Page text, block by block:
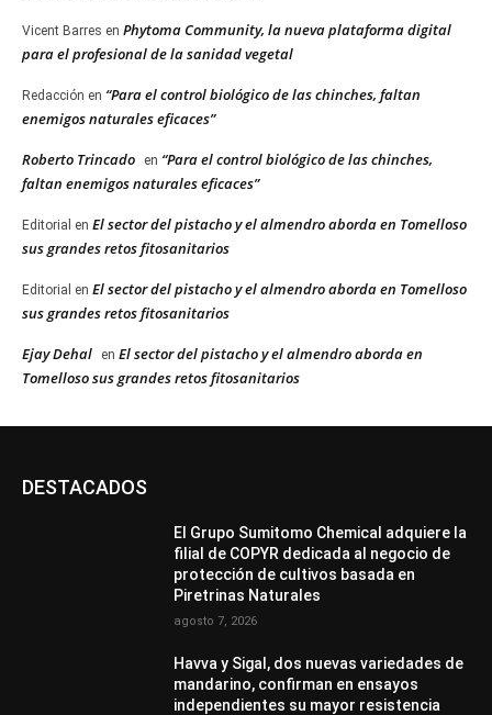
Vicent Barres en Phytoma Community, la nueva plataforma digital
para el profesional de la sanidad vegetal
Redacción en “Para el control biológico de las chinches, faltan
enemigos naturales eficaces”
Roberto Trincado en “Para el control biológico de las chinches,
faltan enemigos naturales eficaces”
Editorial en El sector del pistacho y el almendro aborda en Tomelloso
sus grandes retos fitosanitarios
Editorial en El sector del pistacho y el almendro aborda en Tomelloso
sus grandes retos fitosanitarios
Ejay Dehal en El sector del pistacho y el almendro aborda en
Tomelloso sus grandes retos fitosanitarios
DESTACADOS
El Grupo Sumitomo Chemical adquiere la
filial de COPYR dedicada al negocio de
protección de cultivos basada en
Piretrinas Naturales
agosto 7, 2026
Havva y Sigal, dos nuevas variedades de
mandarino, confirman en ensayos
independientes su mayor resistencia